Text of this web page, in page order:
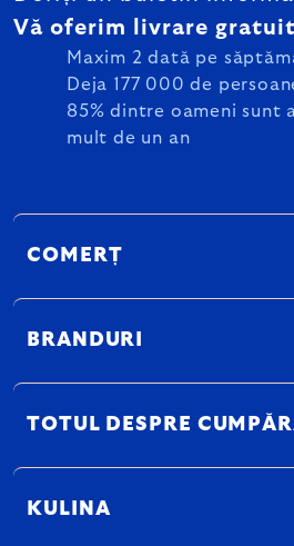
Vă oferim livrare
Maxim 2 dată pe
Deja 177 000 de
85% dintre oameni sunt
mult de un an
COMERȚ
BRANDURI
TOTUL DESPRE
KULINA